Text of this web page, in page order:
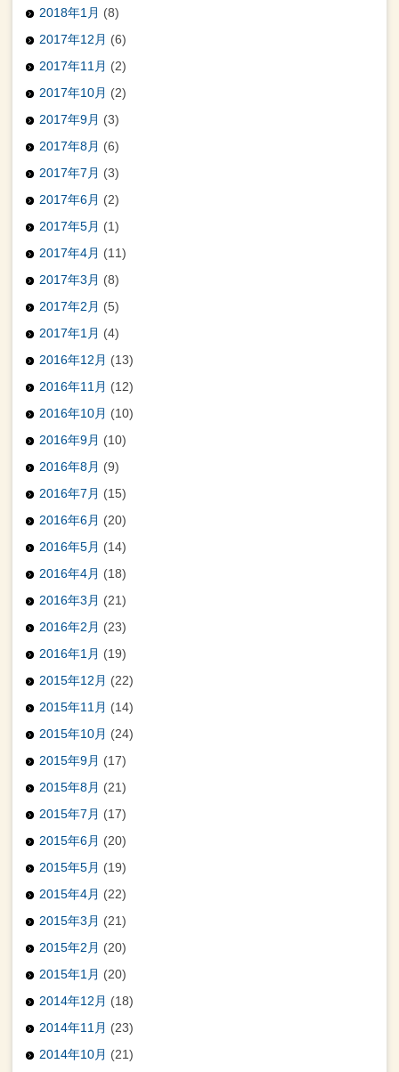
2018年1月 (8)
2017年12月 (6)
2017年11月 (2)
2017年10月 (2)
2017年9月 (3)
2017年8月 (6)
2017年7月 (3)
2017年6月 (2)
2017年5月 (1)
2017年4月 (11)
2017年3月 (8)
2017年2月 (5)
2017年1月 (4)
2016年12月 (13)
2016年11月 (12)
2016年10月 (10)
2016年9月 (10)
2016年8月 (9)
2016年7月 (15)
2016年6月 (20)
2016年5月 (14)
2016年4月 (18)
2016年3月 (21)
2016年2月 (23)
2016年1月 (19)
2015年12月 (22)
2015年11月 (14)
2015年10月 (24)
2015年9月 (17)
2015年8月 (21)
2015年7月 (17)
2015年6月 (20)
2015年5月 (19)
2015年4月 (22)
2015年3月 (21)
2015年2月 (20)
2015年1月 (20)
2014年12月 (18)
2014年11月 (23)
2014年10月 (21)